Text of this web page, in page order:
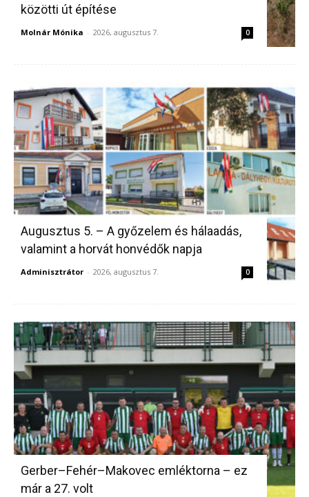
közötti út építése
Molnár Mónika - 2026, augusztus 7. 0
Augusztus 5. – A győzelem és hálaadás,
valamint a horvát honvédők napja
Adminisztrátor - 2026, augusztus 7. 0
Gerber–Fehér–Makovec emléktorna – ez
már a 27. volt